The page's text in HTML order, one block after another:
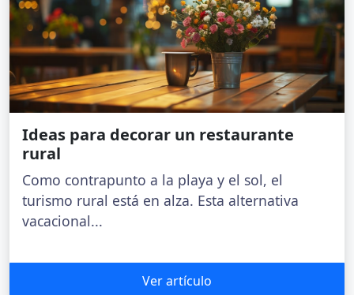
Ideas para decorar un restaurante
rural
Como contrapunto a la playa y el sol, el
turismo rural está en alza. Esta alternativa
vacacional...
Ver artículo